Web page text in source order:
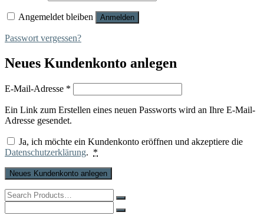
Angemeldet bleiben Anmelden
Passwort vergessen?
Neues Kundenkonto anlegen
E-Mail-Adresse *
Ein Link zum Erstellen eines neuen Passworts wird an Ihre E-Mail-
Adresse gesendet.
Ja, ich möchte ein Kundenkonto eröffnen und akzeptiere die
Datenschutzerklärung. *
Neues Kundenkonto anlegen
Search
for:
for: